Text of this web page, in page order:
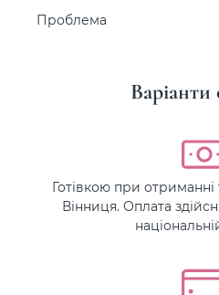
Проблема
Варіанти
Готівкою при
Вінниця. Оплата